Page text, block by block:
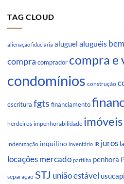
TAG CLOUD
alienação fiduciária aluguel aluguéis
compra comprador compra e
condomínios construção
escritura fgts financiamento
herdeiros impenhorabilidade imóveis
indenização inquilino inventário IR juros
locações mercado partilha penhora
separação STJ união estável